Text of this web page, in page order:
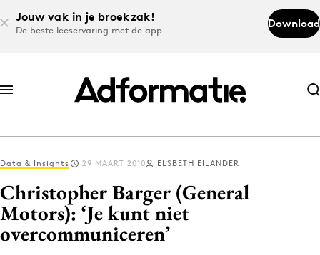
Jouw vak in je broekzak!
De beste leeservaring met de app
Download
Abonneer nu
Abonneer nu
Log in
Download de app
Volg het laatste nieuws via de Adformatie
Data & Insights 29 MAART 2010 ELSBETH EILANDER
Christopher Barger (General
Motors): ‘Je kunt niet
overcommuniceren’